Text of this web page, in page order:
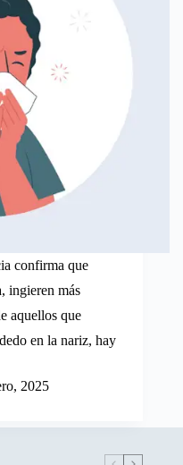
confirma que
ingieren más
aquellos que
en la nariz, hay
2025